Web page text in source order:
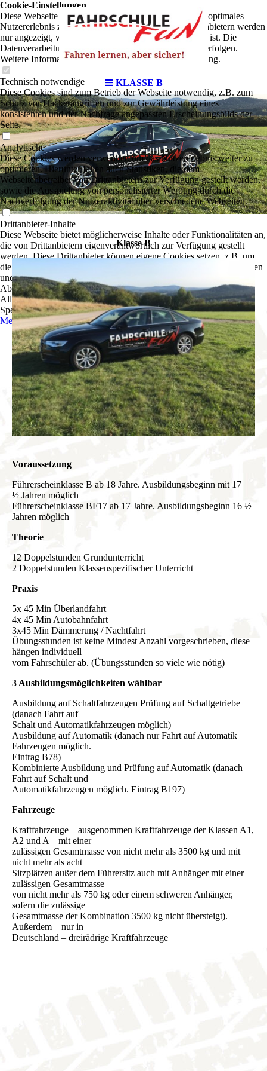
KLASSE B
Klasse B
Voraussetzung
Führerscheinklasse B ab 18 Jahre. Ausbildungsbeginn mit 17
½ Jahren möglich
Führerscheinklasse BF17 ab 17 Jahre. Ausbildungsbeginn 16 ½
Jahren möglich
Theorie
12 Doppelstunden Grundunterricht
2 Doppelstunden Klassenspezifischer Unterricht
Praxis
5x 45 Min Überlandfahrt
4x 45 Min Autobahnfahrt
3x45 Min Dämmerung / Nachtfahrt
Übungsstunden ist keine Mindest Anzahl vorgeschrieben, diese
hängen individuell
vom Fahrschüler ab. (Übungsstunden so viele wie nötig)
3 Ausbildungsmöglichkeiten wählbar
Ausbildung auf Schaltfahrzeugen Prüfung auf Schaltgetriebe
(danach Fahrt auf
Schalt und Automatikfahrzeugen möglich)
Ausbildung auf Automatik (danach nur Fahrt auf Automatik
Fahrzeugen möglich.
Eintrag B78)
Kombinierte Ausbildung und Prüfung auf Automatik (danach
Fahrt auf Schalt und
Automatikfahrzeugen möglich. Eintrag B197)
Fahrzeuge
Kraftfahrzeuge – ausgenommen Kraftfahrzeuge der Klassen A1,
A2 und A – mit einer
zulässigen Gesamtmasse von nicht mehr als 3500 kg und mit
nicht mehr als acht
Sitzplätzen außer dem Führersitz auch mit Anhänger mit einer
zulässigen Gesamtmasse
von nicht mehr als 750 kg oder einem schweren Anhänger,
sofern die zulässige
Gesamtmasse der Kombination 3500 kg nicht übersteigt).
Außerdem – nur in
Deutschland – dreirädrige Kraftfahrzeuge
Cookie-Einstellungen
Diese Webseite verwendet Cookies, um Besuchern ein optimales
Nutzererlebnis zu bieten. Bestimmte Inhalte von Drittanbietern werden
nur angezeigt, wenn die entsprechende Option aktiviert ist. Die
Datenverarbeitung kann dann auch in einem Drittland erfolgen.
Weitere Informationen hierzu in der Datenschutzerklärung.
Technisch notwendige
Diese Cookies sind zum Betrieb der Webseite notwendig, z.B. zum
Schutz vor Hackerangriffen und zur Gewährleistung eines
konsistenten und der Nachfrage angepassten Erscheinungsbilds der
Seite.
Analytische
Diese Cookies werden verwendet, um das Nutzererlebnis weiter zu
optimieren. Hierunter fallen auch Statistiken, die dem
Webseitenbetreiber von Drittanbietern zur Verfügung gestellt werden,
sowie die Ausspielung von personalisierter Werbung durch die
Nachverfolgung der Nutzeraktivität über verschiedene Webseiten.
Drittanbieter-Inhalte
Diese Webseite bietet möglicherweise Inhalte oder Funktionalitäten an,
die von Drittanbietern eigenverantwortlich zur Verfügung gestellt
werden. Diese Drittanbieter können eigene Cookies setzen, z.B. um
die Nutzeraktivität zu verfolgen oder ihre Angebote zu personalisieren
und zu optimieren.
Ablehnen
Alle akzeptieren
Speichern
Mehr Informationen